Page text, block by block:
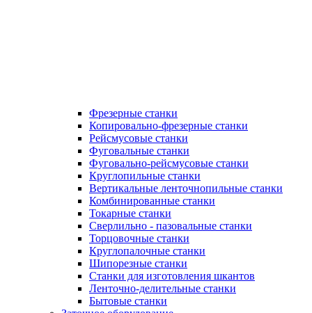
Фрезерные станки
Копировально-фрезерные станки
Рейсмусовые станки
Фуговальные станки
Фуговально-рейсмусовые станки
Круглопильные станки
Вертикальные ленточнопильные станки
Комбинированные станки
Токарные станки
Сверлильно - пазовальные станки
Торцовочные станки
Круглопалочные станки
Шипорезные станки
Станки для изготовления шкантов
Ленточно-делительные станки
Бытовые станки